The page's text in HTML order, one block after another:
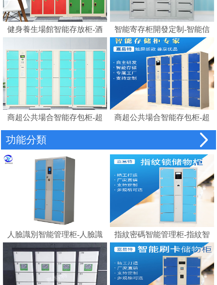
健身養生場館智能存放柜-酒
鎖柜桑拿更衣柜手腕卡
智能寄存柜開發定制-智能信
報箱電子寄存柜
商超公共場合智能存包柜-超
市智能儲物柜密碼柜電子存
包柜
商超公共場合智能存包柜-超
市智能條碼寄存儲物柜電子
存包柜
功能分類
人臉識別智能管理柜-人臉識
別存包柜指紋智能電子寄存
柜
指紋密碼智能管理柜-指紋智
能電子寄存柜